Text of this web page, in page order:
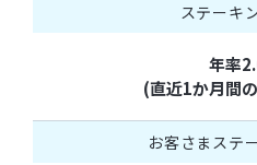
ステーキ
年率
(直近1か月間
お客さまステ